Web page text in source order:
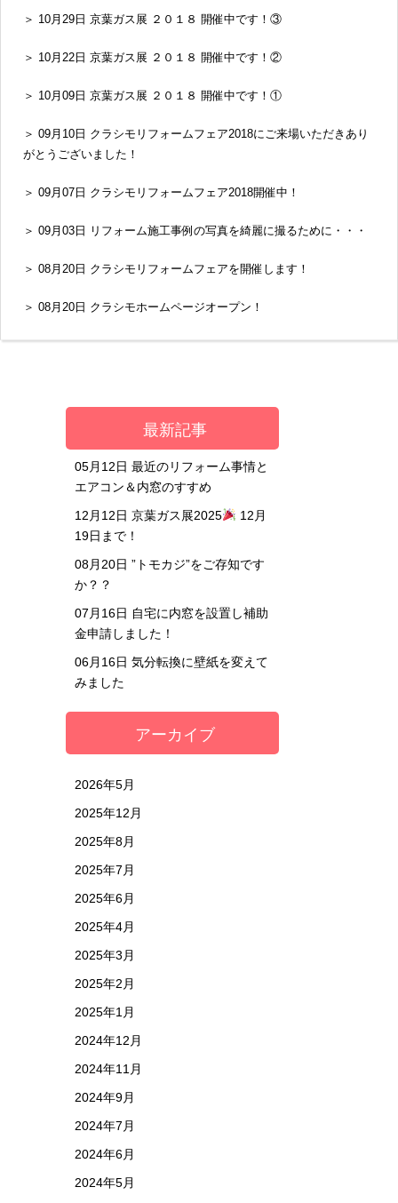
＞ 10月29日 京葉ガス展 ２０１８ 開催中です！③
＞ 10月22日 京葉ガス展 ２０１８ 開催中です！②
＞ 10月09日 京葉ガス展 ２０１８ 開催中です！①
＞ 09月10日 クラシモリフォームフェア2018にご来場いただきあり
がとうございました！
＞ 09月07日 クラシモリフォームフェア2018開催中！
＞ 09月03日 リフォーム施工事例の写真を綺麗に撮るために・・・
＞ 08月20日 クラシモリフォームフェアを開催します！
＞ 08月20日 クラシモホームページオープン！
最新記事
05月12日 最近のリフォーム事情と
エアコン＆内窓のすすめ
12月12日 京葉ガス展2025
12月
19日まで！
08月20日 ”トモカジ”をご存知です
か？？
07月16日 自宅に内窓を設置し補助
金申請しました！
06月16日 気分転換に壁紙を変えて
みました
アーカイブ
2026年5月
2025年12月
2025年8月
2025年7月
2025年6月
2025年4月
2025年3月
2025年2月
2025年1月
2024年12月
2024年11月
2024年9月
2024年7月
2024年6月
2024年5月